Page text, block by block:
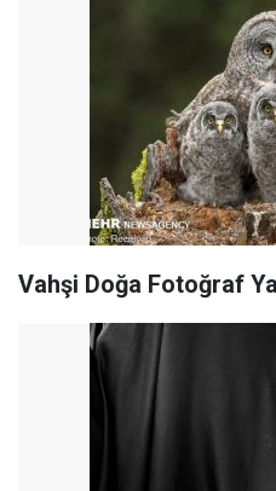
Vahşi Doğa Fotoğraf